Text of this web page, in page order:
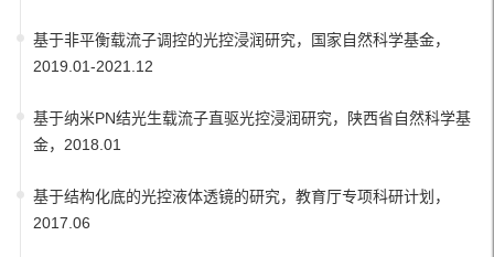
基于非平衡载流子调控的光控浸润研究，国家自然科学基金，
2019.01-2021.12
基于纳米PN结光生载流子直驱光控浸润研究，陕西省自然科学基
金，2018.01
基于结构化底的光控液体透镜的研究，教育厅专项科研计划，
2017.06